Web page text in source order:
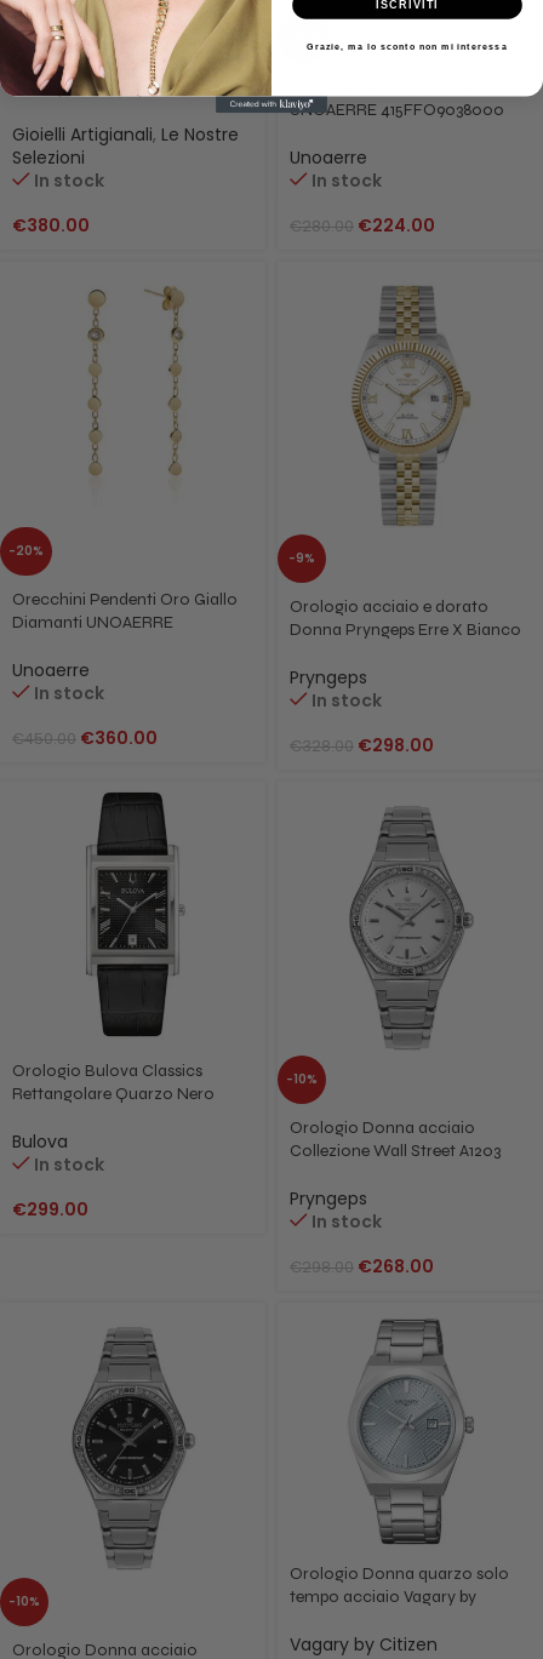
Fermasoldi in Argento con
dettaglio in oro giallo 18KT
Gioielli Artigianali, Le Nostre
Selezioni
In stock
€380.00
UNOAERRE 415FFO9038000
Unoaerre
In stock
€280.00 €224.00
-20%
Orecchini Pendenti Oro Giallo
Diamanti UNOAERRE
Unoaerre
In stock
€450.00 €360.00
-9%
Orologio acciaio e dorato
Donna Pryngeps Erre X Bianco
Pryngeps
In stock
€328.00 €298.00
Orologio Bulova Classics
Rettangolare Quarzo Nero
Bulova
In stock
€299.00
-10%
Orologio Donna acciaio
Collezione Wall Street A1203
Pryngeps
In stock
€298.00 €268.00
-10%
Orologio Donna acciaio
Orologio Donna quarzo solo
tempo acciaio Vagary by
Vagary by Citizen
ISCRIVITI
Grazie, ma lo sconto non mi interessa